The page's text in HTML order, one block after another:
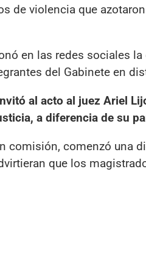
de violencia que
en las redes sociales
del Gabinete en
al acto al juez Ariel
a diferencia de su
comisión, comenzó una
que los